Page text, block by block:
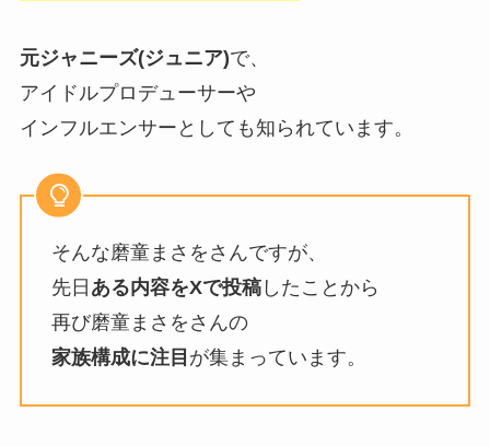
元ジャニーズ(ジュニア)で、
アイドルプロデューサーや
インフルエンサーとしても知られています。
そんな磨童まさをさんですが、
先日 ある内容をXで投稿したことから
再び磨童まさをさんの
家族構成に注目 が集まっています。